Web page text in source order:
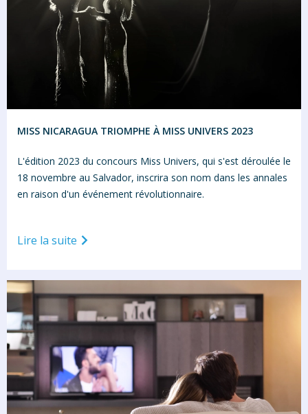
MISS NICARAGUA TRIOMPHE À MISS UNIVERS 2023
L'édition 2023 du concours Miss Univers, qui s'est déroulée le
18 novembre au Salvador, inscrira son nom dans les annales
en raison d'un événement révolutionnaire.
Lire la suite